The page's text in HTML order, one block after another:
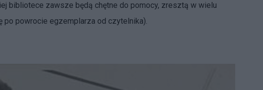
bibliotece zawsze będą chętne do pomocy, zresztą w wielu
powrocie egzemplarza od czytelnika).